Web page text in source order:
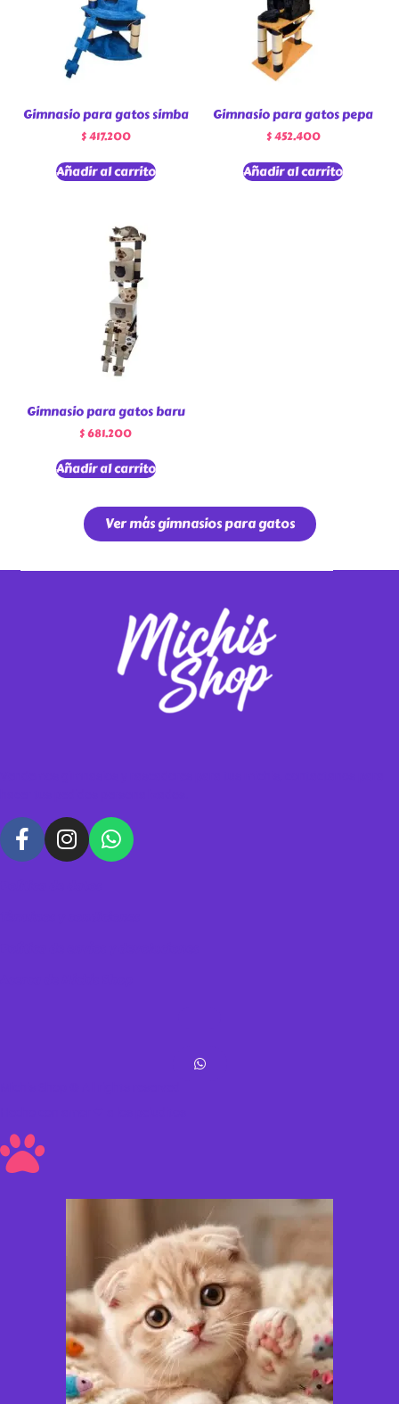
Gimnasio para gatos simba
$417.200
Añadir al carrito
Gimnasio para gatos pepa
$452.400
Añadir al carrito
Gimnasio para gatos baru
$681.200
Añadir al carrito
Ver más gimnasios para gatos